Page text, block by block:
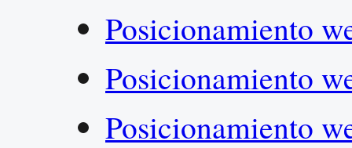
Posicionamiento
Posicionamiento
Posicionamiento